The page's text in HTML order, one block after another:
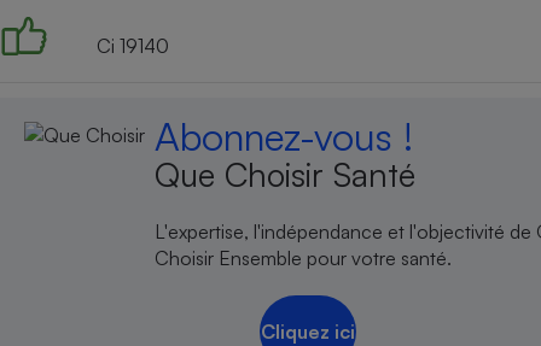
Ci 19140
Abonnez-vous !
Que Choisir Santé
L'expertise, l'indépendance et l'objectivité de
Choisir Ensemble pour votre santé.
Cliquez ici